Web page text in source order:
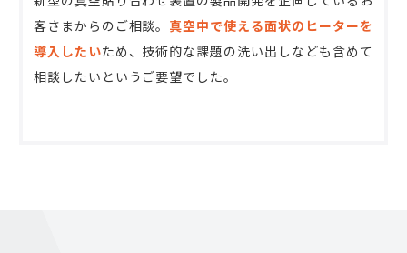
客さまからのご相談。 真空中で使える面状のヒーターを
導入したいため、技術的な課題の洗い出しなども含めて
相談したいというご要望でした。